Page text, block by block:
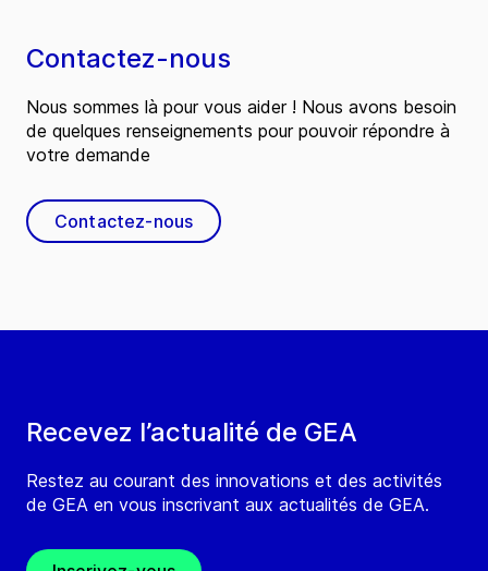
Recevez l’actualité de GEA
Restez au courant des innovations et des activités
de GEA en vous inscrivant aux actualités de GEA.
Contactez-nous
Nous sommes là pour vous aider ! Nous avons besoin
de quelques renseignements pour pouvoir répondre à
votre demande
Contactez-nous